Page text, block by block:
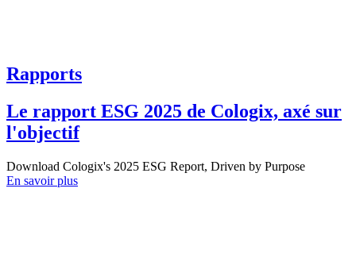
Rapports
Le rapport ESG 2025 de Cologix, axé sur
l'objectif
Download Cologix's 2025 ESG Report, Driven by Purpose
En savoir plus